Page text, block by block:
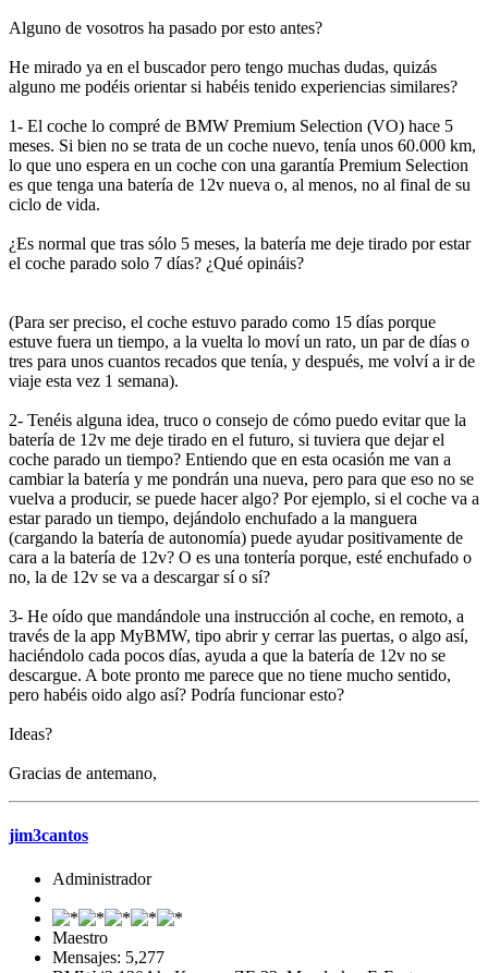
Alguno de vosotros ha pasado por esto antes?
He mirado ya en el buscador pero tengo muchas dudas, quizás
alguno me podéis orientar si habéis tenido experiencias similares?
1- El coche lo compré de BMW Premium Selection (VO) hace 5
meses. Si bien no se trata de un coche nuevo, tenía unos 60.000 km,
lo que uno espera en un coche con una garantía Premium Selection
es que tenga una batería de 12v nueva o, al menos, no al final de su
ciclo de vida.
¿Es normal que tras sólo 5 meses, la batería me deje tirado por estar
el coche parado solo 7 días? ¿Qué opináis?
(Para ser preciso, el coche estuvo parado como 15 días porque
estuve fuera un tiempo, a la vuelta lo moví un rato, un par de días o
tres para unos cuantos recados que tenía, y después, me volví a ir de
viaje esta vez 1 semana).
2- Tenéis alguna idea, truco o consejo de cómo puedo evitar que la
batería de 12v me deje tirado en el futuro, si tuviera que dejar el
coche parado un tiempo? Entiendo que en esta ocasión me van a
cambiar la batería y me pondrán una nueva, pero para que eso no se
vuelva a producir, se puede hacer algo? Por ejemplo, si el coche va a
estar parado un tiempo, dejándolo enchufado a la manguera
(cargando la batería de autonomía) puede ayudar positivamente de
cara a la batería de 12v? O es una tontería porque, esté enchufado o
no, la de 12v se va a descargar sí o sí?
3- He oído que mandándole una instrucción al coche, en remoto, a
través de la app MyBMW, tipo abrir y cerrar las puertas, o algo así,
haciéndolo cada pocos días, ayuda a que la batería de 12v no se
descargue. A bote pronto me parece que no tiene mucho sentido,
pero habéis oido algo así? Podría funcionar esto?
Ideas?
Gracias de antemano,
jim3cantos
Administrador
Maestro
Mensajes: 5,277